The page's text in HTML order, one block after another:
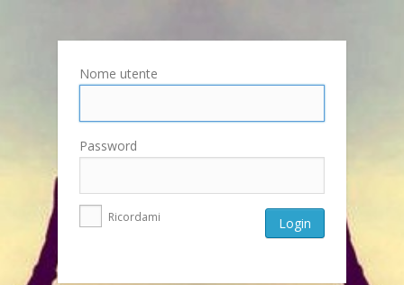
Nome utente
Password
Ricordami